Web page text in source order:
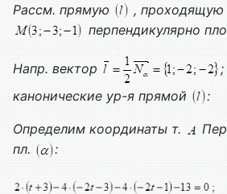
Рассм. прямую
, проходящую
перпендикулярно
Напр. вектор
канонические ур-я прямой
:
Определим координаты т.
пл.
: